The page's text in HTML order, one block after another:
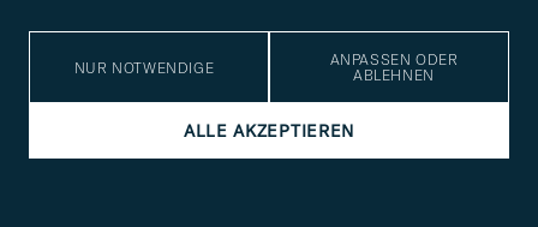
NUR NOTWENDIGE
ANPASSEN ODER
ABLEHNEN
ALLE AKZEPTIEREN